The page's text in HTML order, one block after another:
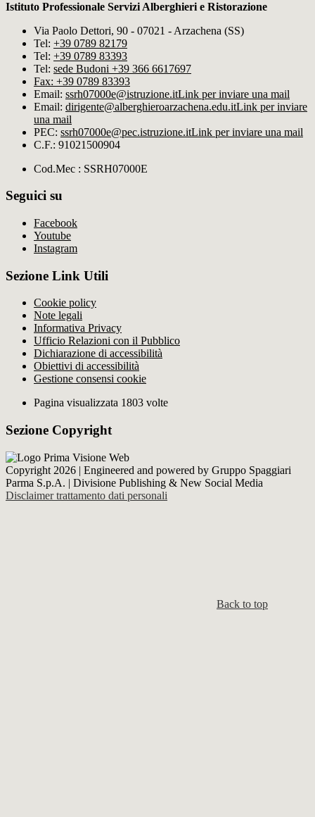
Istituto Professionale Servizi Alberghieri e Ristorazione
Via Paolo Dettori, 90 - 07021 - Arzachena (SS)
Tel: +39 0789 82179
Tel: +39 0789 83393
Tel: sede Budoni +39 366 6617697
Fax: +39 0789 83393
Email: ssrh07000e@istruzione.itLink per inviare una mail
Email: dirigente@alberghieroarzachena​.edu.itLink per inviare
una mail
PEC: ssrh07000e@pec.istruzione.itLink per inviare una mail
C.F.: 91021500904
Cod.Mec : SSRH07000E
Seguici su
Facebook
Youtube
Instagram
Sezione Link Utili
Cookie policy
Note legali
Informativa Privacy
Ufficio Relazioni con il Pubblico
Dichiarazione di accessibilità
Obiettivi di accessibilità
Gestione consensi cookie
Pagina visualizzata 1803 volte
Sezione Copyright
Copyright 2026 | Engineered and powered by Gruppo Spaggiari
Parma S.p.A. | Divisione Publishing & New Social Media
Disclaimer trattamento dati personali
Back to top